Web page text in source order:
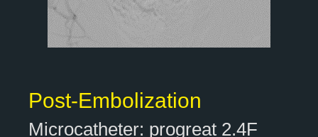
Post-Embolization
Microcatheter: progreat 2.4F